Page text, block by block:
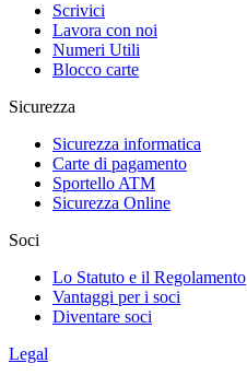
Scrivici
Lavora con noi
Numeri Utili
Blocco carte
Sicurezza
Sicurezza informatica
Carte di pagamento
Sportello ATM
Sicurezza Online
Soci
Lo Statuto e il Regolamento
Vantaggi per i soci
Diventare soci
Legal